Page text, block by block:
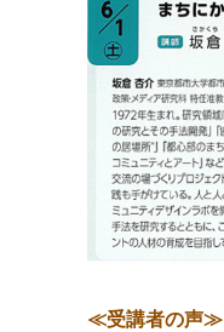
≪受講者の声≫